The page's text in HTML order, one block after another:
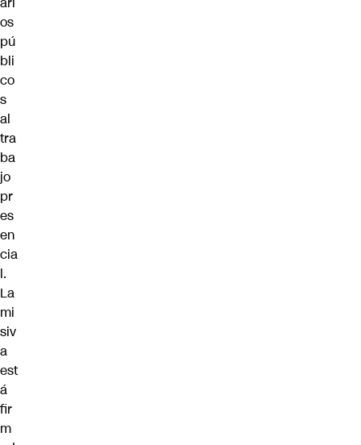
os
pú
bli
co
s
al
tra
ba
jo
pr
es
en
cia
l.
La
mi
siv
a
est
á
fir
m